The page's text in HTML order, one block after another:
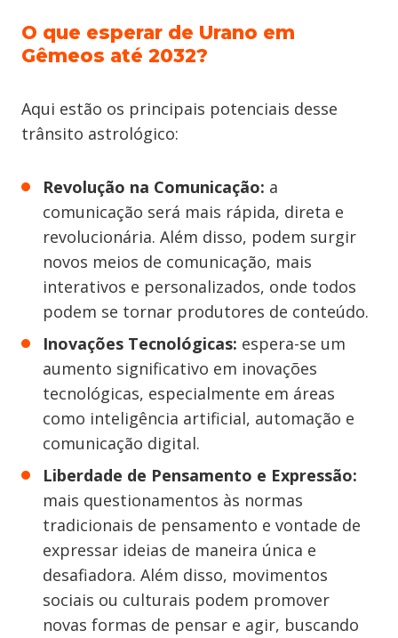
O que esperar de Urano em
Gêmeos até 2032?
Aqui estão os principais potenciais desse
trânsito astrológico:
Revolução na Comunicação: a
comunicação será mais rápida, direta e
revolucionária. Além disso, podem surgir
novos meios de comunicação, mais
interativos e personalizados, onde todos
podem se tornar produtores de conteúdo.
Inovações Tecnológicas: espera-se um
aumento significativo em inovações
tecnológicas, especialmente em áreas
como inteligência artificial, automação e
comunicação digital.
Liberdade de Pensamento e Expressão:
mais questionamentos às normas
tradicionais de pensamento e vontade de
expressar ideias de maneira única e
desafiadora. Além disso, movimentos
sociais ou culturais podem promover
novas formas de pensar e agir, buscando